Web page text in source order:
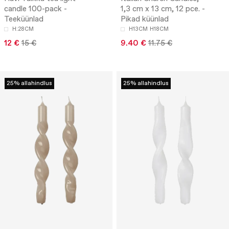
candle 100-pack -
Teeküünlad
H:28CM
12 € 15 €
1,3 cm x 13 cm, 12 pce. -
Pikad küünlad
H13CM H18CM
9.40 € 11.75 €
25% allahindlus 25% allahindlus